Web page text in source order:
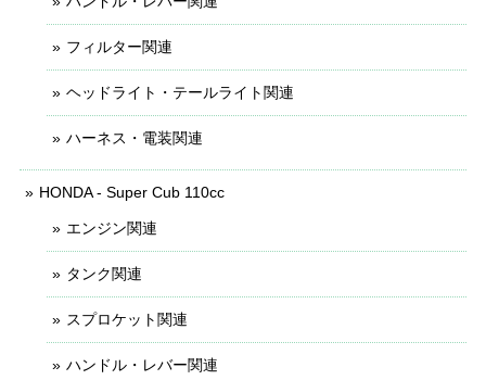
フィルター関連
ヘッドライト・テールライト関連
ハーネス・電装関連
HONDA - Super Cub 110cc
エンジン関連
タンク関連
スプロケット関連
ハンドル・レバー関連